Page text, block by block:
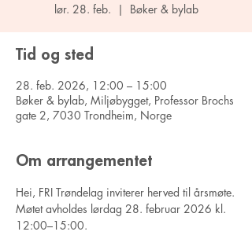
lør. 28. feb.
  |
Bøker & bylab
Tid og sted
28. feb. 2026, 12:00 – 15:00
Bøker & bylab, Miljøbygget, Professor Brochs
gate 2, 7030 Trondheim, Norge
Om arrangementet
Hei, FRI Trøndelag inviterer herved til årsmøte.
Møtet avholdes lørdag 28. februar 2026 kl.
12:00–15:00.